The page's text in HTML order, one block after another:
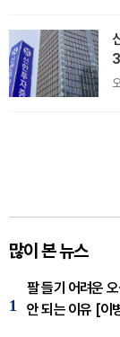
많이 본 뉴스
1
팔 들기 어려운
안 되는 이유 [이